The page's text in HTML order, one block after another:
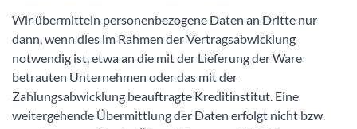
Wir übermitteln personenbezogene Daten an Dritte nur
dann, wenn dies im Rahmen der Vertragsabwicklung
notwendig ist, etwa an die mit der Lieferung der Ware
betrauten Unternehmen oder das mit der
Zahlungsabwicklung beauftragte Kreditinstitut. Eine
weitergehende Übermittlung der Daten erfolgt nicht bzw.